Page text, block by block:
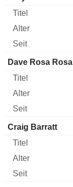
Dave Rosa Rosa
Craig Barratt